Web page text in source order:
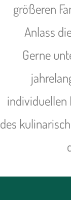
größeren
Anlass
Gerne
individuellen
des